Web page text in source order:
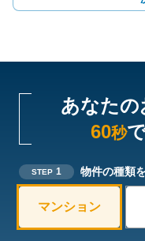
あなたの
60秒
STEP 1 物件の種類
マンション